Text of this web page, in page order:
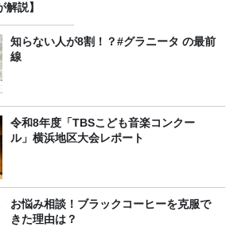
説】
知らない人が8割！？#グラニータ の最前
線
令和8年度「TBSこども音楽コンクー
ル」横浜地区大会レポート
お悩み相談！ブラックコーヒーを克服で
きた理由は？